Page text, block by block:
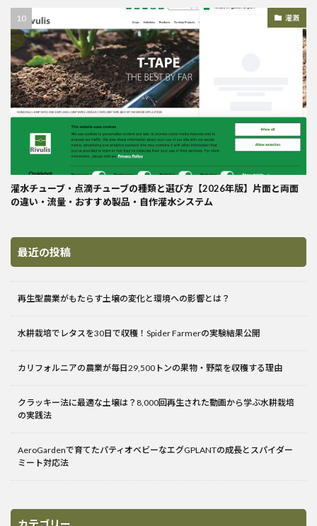
灌漑
灌水チューブ・点滴チューブの種類と選び方【2026年版】片面と両面
の違い・流量・おすすめ製品・自作灌水システム
最近の投稿
再生型農業がもたらす土壌の変化と環境への影響とは？
水耕栽培でレタスを30日で収穫！Spider Farmerの実験結果公開
カリフォルニアの農業が毎日29,500トンの果物・野菜を収穫する理由
クラッキー法に最適な土壌は？8,000回再生された動画から学ぶ水耕栽培
の実践法
AeroGardenで育てたパティオベビーなエグGPLANTの成長とスパイダー
ミート対応法